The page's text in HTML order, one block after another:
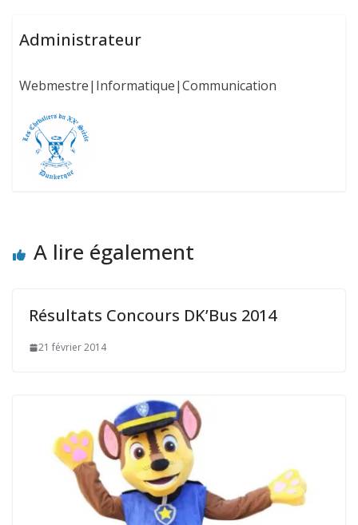
Administrateur
Webmestre|Informatique|Communication
A lire également
Résultats Concours DK’Bus 2014
21 février 2014